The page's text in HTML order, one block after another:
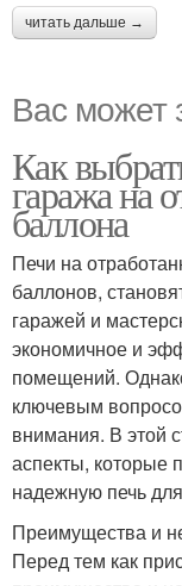
читать дальше →
Вас может
Как
гаража на
баллона
Печи на
баллонов,
гаражей и
экономичное и
помещений.
ключевым
внимания. В этой
аспекты, которые
надежную печь
Преимущества и
Перед тем как